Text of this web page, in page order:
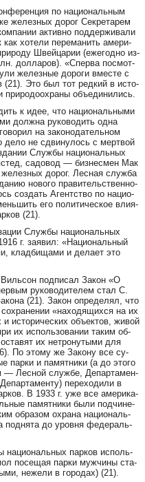
по на­ци­о­наль­ным
же­лез­ных до­рог Сек­ре­та­рем
ак­тив­но под­дер­жи­ва­ли
как хо­те­ли пе­ре­ма­нить аме­ри­
Швей­ца­рии (еже­год­но из-
дол­ла­ров). «Спер­ва пос­мот­
же­лез­ные до­ро­ги вмес­те с
(21). Это был тот ред­кий в ис­то­
при­ро­до­ох­ра­ны объ­е­ди­ни­лись.
к идее, что на­ци­о­наль­ны­ми
долж­на ру­ко­во­дить од­на
на за­ко­но­да­тель­ном
де­ло не сдви­ну­лось с мерт­вой
Служ­бы на­ци­о­наль­ных
са­до­вод — биз­нес­мен Мак
до­рог. Лес­ная служ­ба
но­во­го пра­ви­тель­ствен­но­
соз­дать Аген­т­ство по на­ци­о­
его по­ли­ти­чес­кое вли­я­
(21).
Служ­бы на­ци­о­наль­ных
г. за­я­вил: «На­ци­о­наль­ный
клад­би­ща­ми и де­ла­ет это
под­пи­сал За­кон «О
ру­ко­во­ди­те­лем стал С.
(21). За­кон оп­ре­де­лял, что
«на­хо­дя­щих­ся на их
ис­то­ри­чес­ких объ­ек­тов, жи­вой
их ис­поль­зо­ва­нии та­ким об­
их нет­ро­ну­ты­ми для
По это­му же За­ко­ну все су­
и па­мят­ни­ки (а до это­го
— Лес­ной служ­бе, Де­пар­та­мен­
пе­ре­хо­ди­ли в
В 1933 г. уже все аме­ри­ка­
па­мят­ни­ки бы­ли под­чи­не­
об­ра­зом ох­ра­на на­ци­о­наль­
под­ня­та до уров­ня фе­де­раль­
на­ци­о­наль­ных пар­ков ис­поль­
по­се­щая пар­ки муж­чи­ны ста­
не­же­ли в го­ро­дах) (21).